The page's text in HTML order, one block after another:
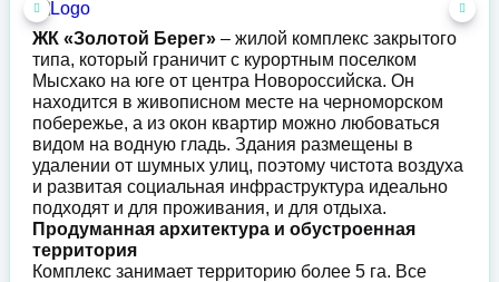
ЖК «Золотой Берег» – жилой комплекс закрытого
типа, который граничит с курортным поселком
Мысхако на юге от центра Новороссийска. Он
находится в живописном месте на черноморском
побережье, а из окон квартир можно любоваться
видом на водную гладь. Здания размещены в
удалении от шумных улиц, поэтому чистота воздуха
и развитая социальная инфраструктура идеально
подходят и для проживания, и для отдыха.
Продуманная архитектура и обустроенная
территория
Комплекс занимает территорию более 5 га. Все